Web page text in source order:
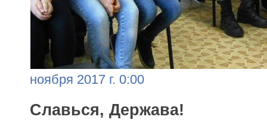
ноября 2017 г. 0:00
Славься, Держава!